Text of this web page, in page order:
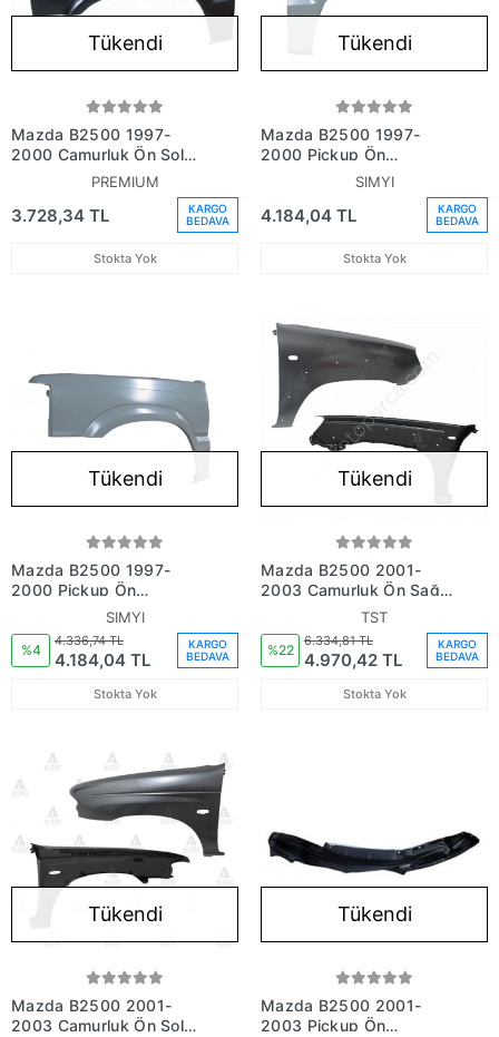
Tükendi
Mazda B2500 1997-
2000 Çamurluk Ön Sol
(Oem No:Ug9552211)
PREMIUM
3.728,34 TL
KARGO
BEDAVA
Stokta Yok
Tükendi
Mazda B2500 1997-
2000 Pickup Ön
Çamurluk Deliksiz Sağ
Gri Boyalı (Sımyı) (Oem
No: (Ug95-52-111))
SIMYI
4.184,04 TL
KARGO
BEDAVA
Stokta Yok
Tükendi
Mazda B2500 1997-
2000 Pickup Ön
Çamurluk Deliksiz Sol Gri
Boyalı (Sımyı) (Oem No:
Ug95-52-211)
SIMYI
%4
4.336,74 TL
4.184,04 TL
KARGO
BEDAVA
Stokta Yok
Tükendi
Mazda B2500 2001-
2003 Çamurluk Ön Sağ
(Oem No: Uh71-52-111A)
TST
%22
6.334,81 TL
4.970,42 TL
KARGO
BEDAVA
Stokta Yok
Tükendi
Mazda B2500 2001-
2003 Çamurluk Ön Sol
Tükendi
Mazda B2500 2001-
2003 Pickup Ön